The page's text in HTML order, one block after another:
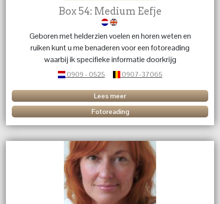
Box 54: Medium Eefje
Geboren met helderzien voelen en horen weten en
ruiken kunt u me benaderen voor een fotoreading
waarbij ik specifieke informatie doorkrijg
0909 - 0525 0907-37065
Lees meer
Fotoreading